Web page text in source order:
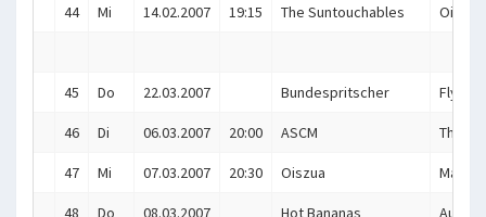
44 Mi 14.02.2007 19:15 The Suntouchables Oiszua
45 Do 22.03.2007 Bundespritscher Flying
46 Di 06.03.2007 20:00 ASCM The
47 Mi 07.03.2007 20:30 Oiszua
48 Do 08.03.2007 Hot Bananas